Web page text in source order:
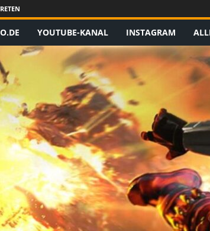
YOUTUBE-KANAL INSTAGRAM